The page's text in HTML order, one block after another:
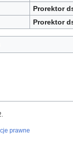
Prorektor
Prorektor
prawne